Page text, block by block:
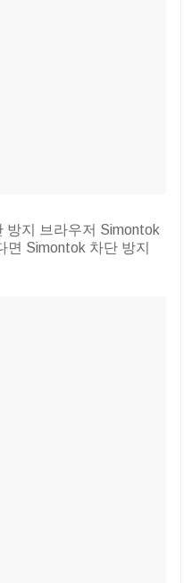
방지 브라우저 Simontok
Simontok 차단 방지